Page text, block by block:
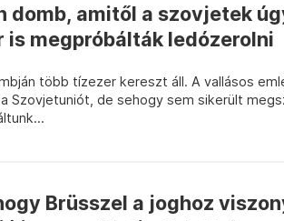
domb, amitől a szovjetek
is megpróbálták ledózerolni
több tízezer kereszt áll. A vallásos
Szovjetuniót, de sehogy sem sikerült
Brüsszel a joghoz